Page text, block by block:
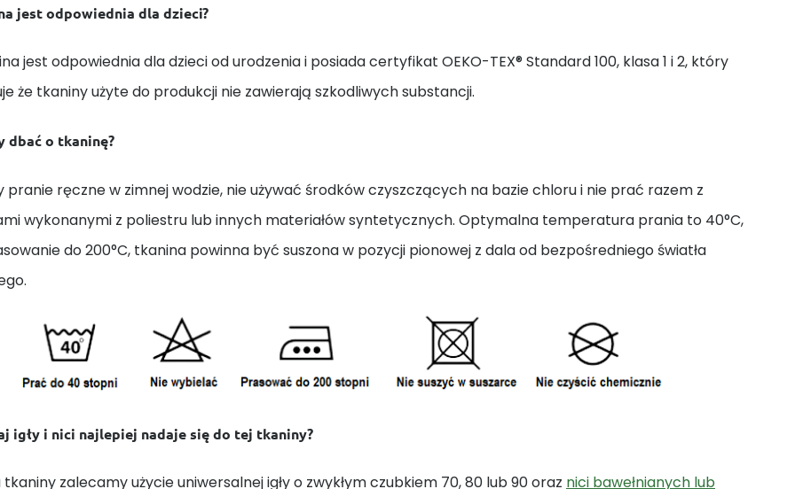
jest odpowiednia dla dzieci?
jest odpowiednia dla dzieci od urodzenia i posiada certyfikat OEKO-TEX® Standard 100, klasa 1 i 2, który
że tkaniny użyte do produkcji nie zawierają szkodliwych substancji.
dbać o tkaninę?
pranie ręczne w zimnej wodzie, nie używać środków czyszczących na bazie chloru i nie prać razem z
wykonanymi z poliestru lub innych materiałów syntetycznych. Optymalna temperatura prania to 40°C,
do 200°C, tkanina powinna być suszona w pozycji pionowej z dala od bezpośredniego światła
igły i nici najlepiej nadaje się do tej tkaniny?
tkaniny zalecamy użycie uniwersalnej igły o zwykłym czubkiem 70, 80 lub 90 oraz nici bawełnianych lub